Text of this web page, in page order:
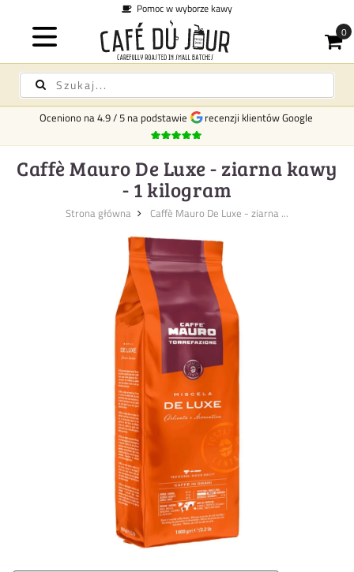
Oceniono na4.9/5 na podstawie recenzji klientów Google
Caffè Mauro De Luxe - ziarna kawy
- 1 kilogram
Strona główna Caffè Mauro De Luxe - ziarna ...